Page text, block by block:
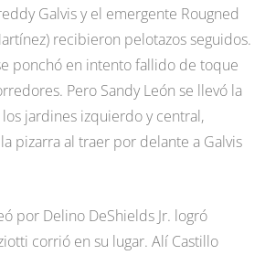
Galvis y el emergente Rougned
recibieron pelotazos seguidos.
ponchó en intento fallido de toque
Pero Sandy León se llevó la
jardines izquierdo y central,
pizarra al traer por delante a Galvis
por Delino DeShields Jr. logró
corrió en su lugar. Alí Castillo